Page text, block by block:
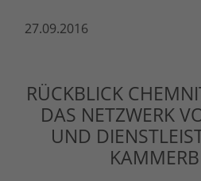
27.09.2016
RÜCKBLICK
DAS NETZWERK
UND